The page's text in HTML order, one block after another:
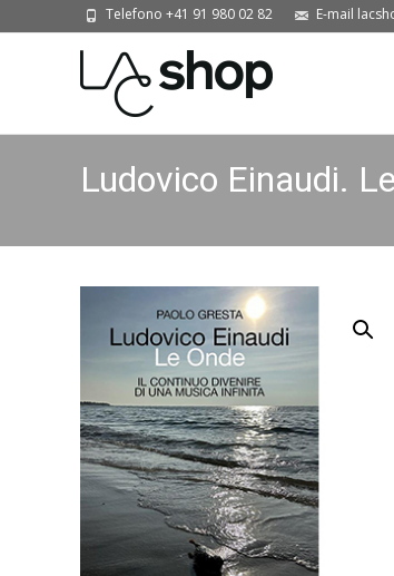
Telefono +41 91 980 02 82 E-mail
Ludovico Einaudi.